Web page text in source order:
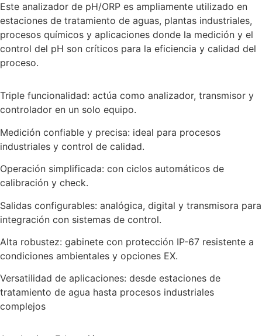
Este analizador de pH/ORP es ampliamente utilizado en
estaciones de tratamiento de aguas, plantas industriales,
procesos químicos y aplicaciones donde la medición y el
control del pH son críticos para la eficiencia y calidad del
proceso.
Triple funcionalidad: actúa como analizador, transmisor y
controlador en un solo equipo.
Medición confiable y precisa: ideal para procesos
industriales y control de calidad.
Operación simplificada: con ciclos automáticos de
calibración y check.
Salidas configurables: analógica, digital y transmisora para
integración con sistemas de control.
Alta robustez: gabinete con protección IP-67 resistente a
condiciones ambientales y opciones EX.
Versatilidad de aplicaciones: desde estaciones de
tratamiento de agua hasta procesos industriales
complejos